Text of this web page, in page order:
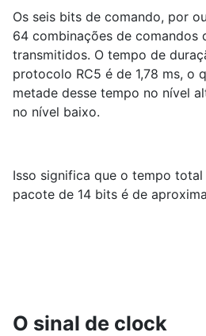
Os seis bits de comando, por
64 combinações de comandos
transmitidos. O tempo de
protocolo RC5 é de 1,78 ms, o
metade desse tempo no nível
no nível baixo.
Isso significa que o tempo
pacote de 14 bits é de
O sinal de clock